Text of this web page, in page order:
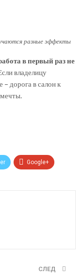
разные эффекты
в первый раз не
владелицу
дорога в салон к
Google+
СЛЕД